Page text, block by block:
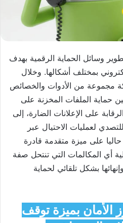
وسائل الحماية الرقمية بهدف
بمختلف أشكالها. وخلال
مجموعة من الأدوات والخصائص
حماية الملفات المخزنة على
على الإعلانات الضارة، إلى
لعمليات الاحتيال عبر
حاليا على ميزة متقدمة قادرة
أي المكالمات التي تنتحل صفة
بشكل تلقائي لحماية
الأمان بميزة توقف